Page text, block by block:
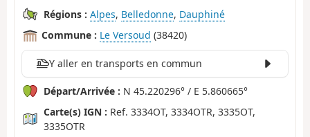
Régions : Alpes, Belledonne, Dauphiné
Commune : Le Versoud (38420)
Y aller en transports en commun
Départ/Arrivée : N 45.220296° / E 5.860665°
Carte(s) IGN : Ref. 3334OT, 3334OTR, 3335OT,
3335OTR